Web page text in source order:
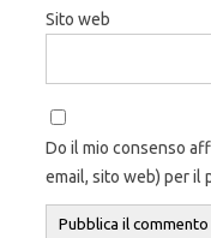
Sito web
Do il mio consenso
email, sito web) per il